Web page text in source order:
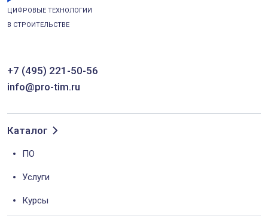
ЦИФРОВЫЕ ТЕХНОЛОГИИ
В СТРОИТЕЛЬСТВЕ
+7 (495) 221-50-56
info@pro-tim.ru
Каталог
ПО
Услуги
Курсы